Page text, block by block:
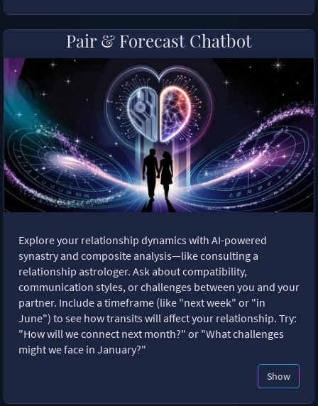
Pair & Forecast Chatbot
Explore your relationship dynamics with AI-powered
synastry and composite analysis—like consulting a
relationship astrologer. Ask about compatibility,
communication styles, or challenges between you and your
partner. Include a timeframe (like "next week" or "in
June") to see how transits will affect your relationship. Try:
"How will we connect next month?" or "What challenges
might we face in January?"
Show